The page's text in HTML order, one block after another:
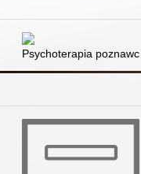
uważność,
terapia
Psychoterapia